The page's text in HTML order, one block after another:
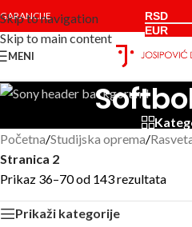
Skip to navigation
Skip to main content
GARANCIJE
RSD
EUR
MENI
Početna/Studijska oprema/
Stranica 2
Prikaz 36–70 od 143 rezultata
Prikaži kategorije